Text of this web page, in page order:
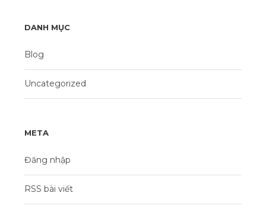
DANH MỤC
Blog
Uncategorized
META
Đăng nhập
RSS bài viết